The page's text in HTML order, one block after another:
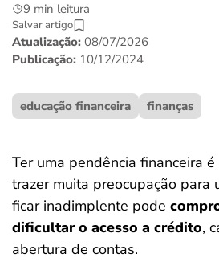
últimas notícias
ferramentas
9 min leitura
Salvar artigo
Atualização: 08/07/2026
Publicação: 10/12/2024
educação financeira finanças
Ter uma pendência financeira
trazer muita preocupação para
ficar inadimplente pode
dificultar o acesso a crédito,
abertura de contas.